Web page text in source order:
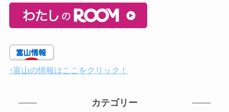
↑富山の情報はここをクリック！
カテゴリー